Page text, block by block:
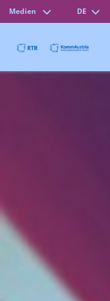
Medien DE